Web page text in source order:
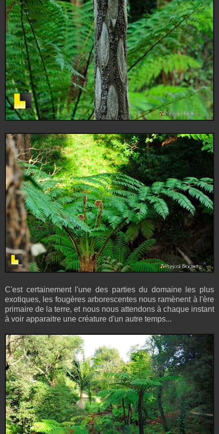
C'est certainement l'une des parties du domaine les plus
exotiques, les fougères arborescentes nous ramènent à l'ère
primaire de la terre, et nous nous attendons à chaque instant
à voir apparaitre une créature d'un autre temps...